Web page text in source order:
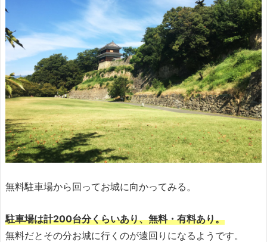
無料駐車場から回ってお城に向かってみる。
駐車場は計200台分くらいあり、無料・有料あり。
無料だとその分お城に行くのが遠回りになるようです。